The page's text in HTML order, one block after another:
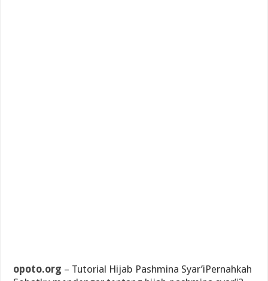
opoto.org – Tutorial Hijab Pashmina Syar’iPernahkah